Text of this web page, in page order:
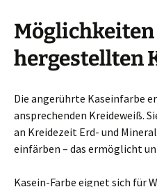
hergestellten
Die angerührte Kaseinfarbe
ansprechenden Kreideweiß.
an Kreidezeit Erd- und
einfärben – das ermöglicht
Kasein-Farbe eignet sich für